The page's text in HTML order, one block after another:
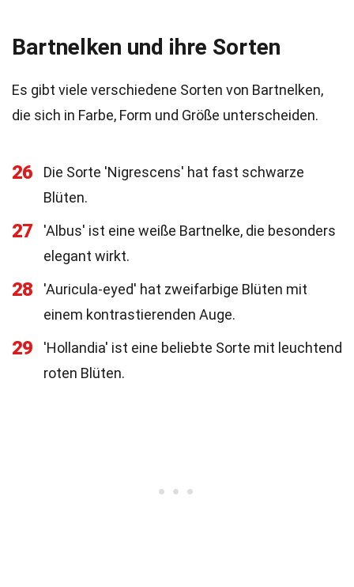
Bartnelken und ihre Sorten
Es gibt viele verschiedene Sorten von Bartnelken,
die sich in Farbe, Form und Größe unterscheiden.
26
Die Sorte 'Nigrescens' hat fast schwarze
Blüten.
27
'Albus' ist eine weiße Bartnelke, die besonders
elegant wirkt.
28
'Auricula-eyed' hat zweifarbige Blüten mit
einem kontrastierenden Auge.
29
'Hollandia' ist eine beliebte Sorte mit leuchtend
roten Blüten.